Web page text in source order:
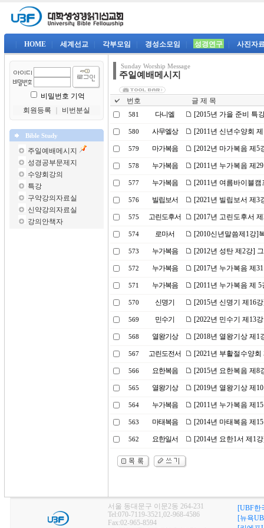
HOME 세계선교 각부모임 경성소모임 성경연구 사진자
비밀번호 기억
회원등록
비번분실
Bible Study
주일예배메시지
성경공부문제지
수양회강의
특강
구약강의자료실
신약강의자료실
강의안책자
Sunday Worship Message
주일예배메시지
번호 글 제 목
581 다니엘 [2015년 가을 준비 특
580 사무엘상 [2011년 신년수양회
579 마가복음 [2012년 마가복음 제5
578 누가복음 [2011년 누가복음 제
577 누가복음 [2011년 여름바이블
576 빌립보서 [2021년 빌립보서 제3
575 고린도후서 [2017년 고린도후서
574 로마서 [2010신년말씀제1강]
573 누가복음 [2012년 성탄 제2강]
572 누가복음 [2017년 누가복음 제
571 누가복음 [2011년 누가복음 제
570 신명기 [2015년 신명기 제16
569 민수기 [2022년 민수기 제13
568 열왕기상 [2018년 열왕기상 제1
567 고린도전서 [2021년 부활절수양
566 요한복음 [2015년 요한복음 제
565 열왕기상 [2019년 열왕기상 제
564 누가복음 [2011년 누가복음 제
563 마태복음 [2014년 마태복음 제
562 요한일서 [2014년 요한1서 제1
서울 동대문구 이문2동 264-231
Tel:070-7119-3521,02-968-4586
Fax:02-965-8594
[UBF한
[뉴욕